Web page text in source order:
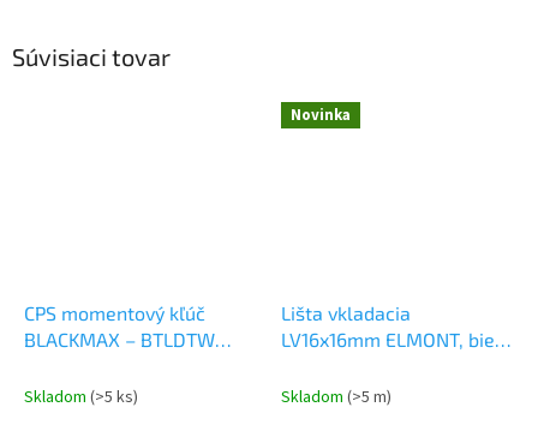
Súvisiaci tovar
CPS momentový kľúč
BLACKMAX – BTLDTW
Skladom (>5 ks)
Novinka
Lišta vkladacia
LV16x16mm ELMONT, biela
Skladom (>5 m)